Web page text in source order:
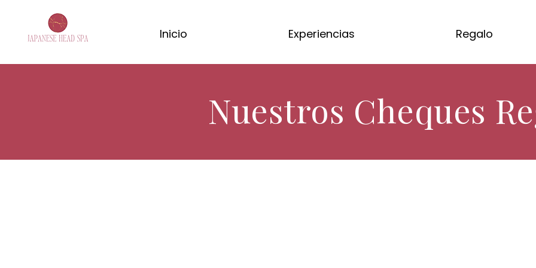
Inicio Experiencias Regalo
Nuestros Cheques